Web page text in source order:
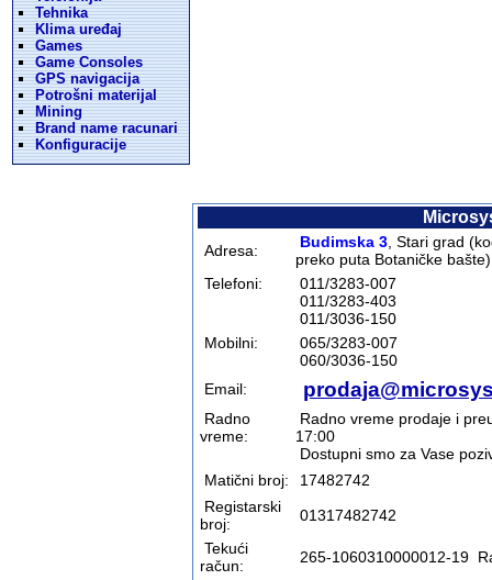
Tehnika
Klima uređaj
Games
Game Consoles
GPS navigacija
Potrošni materijal
Mining
Brand name racunari
Konfiguracije
Adresa: Budimska 3 , Stari grad
preko puta Botaničke bašte)
Telefoni:
011/3283-007
011/3283-403
011/3036-150
Mobilni:
065/3283-007
060/3036-150
Email:
Radno
vreme:
Radno vreme prodaje i
17:00
Dostupni smo za Vase
Matični broj:
17482742
Registarski
broj:
01317482742
Tekući
račun:
265-1060310000012-19